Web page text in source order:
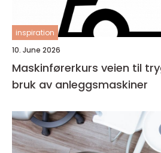
inspiration
10. June 2026
Maskinførerkurs veien til trygg og effektiv
bruk av anleggsmaskiner